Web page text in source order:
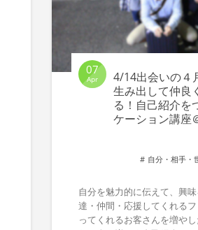
07
Apr
4/14出会いの４
生み出して仲良
る！自己紹介を
ケーション講座
自分・相手・
自分を魅力的に伝えて、興
達・仲間・応援してくれる
ってくれるお客さんを増や